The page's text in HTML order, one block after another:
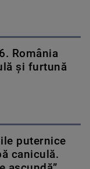
România
și furtună
puternice
caniculă.